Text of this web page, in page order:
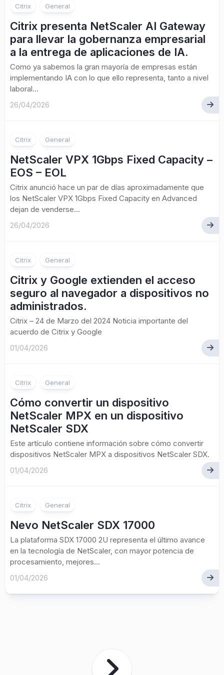
Citrix General
Citrix presenta NetScaler AI Gateway
para llevar la gobernanza empresarial
a la entrega de aplicaciones de IA.
Como ya sabemos la gran mayoría de empresas están
implementando IA con lo que ello representa, tanto a nivel
laboral...
26/04/2026
Citrix General
NetScaler VPX 1Gbps Fixed Capacity –
EOS – EOL
Citrix anunció hace un par de días aproximadamente que
los NetScaler VPX 1Gbps Fixed Capacity en Advanced
dejan de venderse...
26/04/2026
Citrix General
Citrix y Google extienden el acceso
seguro al navegador a dispositivos no
administrados.
Citrix – 24 de Marzo del 2024 Noticia importante del
acuerdo de Citrix y Google
01/04/2026
Citrix General
Cómo convertir un dispositivo
NetScaler MPX en un dispositivo
NetScaler SDX
Este artículo contiene información sobre cómo convertir
dispositivos NetScaler MPX a dispositivos NetScaler SDX.
01/04/2026
Citrix General
Nevo NetScaler SDX 17000
La plataforma SDX 17000 2U representa el último avance
en la tecnología de NetScaler, con mayor potencia de
procesamiento, mejores...
01/04/2026